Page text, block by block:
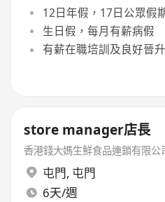
12日年假，17日公眾假
生日假，每月有薪病假
有薪在職培訓及良好晉
store manager店長
香港錢大媽生鮮食品連鎖有限公
屯門, 屯門
6天/週